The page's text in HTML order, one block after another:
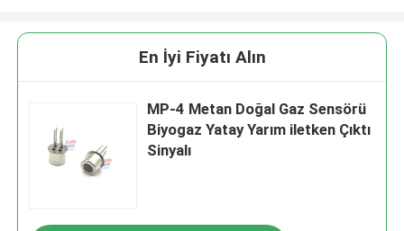
En İyi Fiyatı Alın
MP-4 Metan Doğal Gaz Sensörü
Biyogaz Yatay Yarım iletken Çıktı
Sinyalı